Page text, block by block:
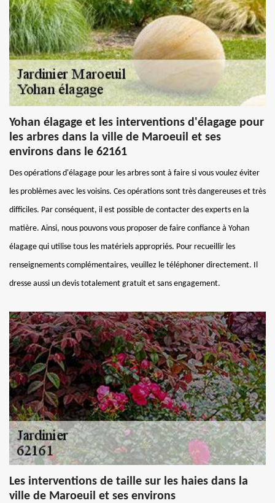
Yohan élagage et les interventions d'élagage pour
les arbres dans la ville de Maroeuil et ses
environs dans le 62161
Des opérations d'élagage pour les arbres sont à faire si vous voulez éviter
les problèmes avec les voisins. Ces opérations sont très dangereuses et très
difficiles. Par conséquent, il est possible de contacter des experts en la
matière. Ainsi, nous pouvons vous proposer de faire confiance à Yohan
élagage qui utilise tous les matériels appropriés. Pour recueillir les
renseignements complémentaires, veuillez le téléphoner directement. Il
dresse aussi un devis totalement gratuit et sans engagement.
Les interventions de taille sur les haies dans la
ville de Maroeuil et ses environs